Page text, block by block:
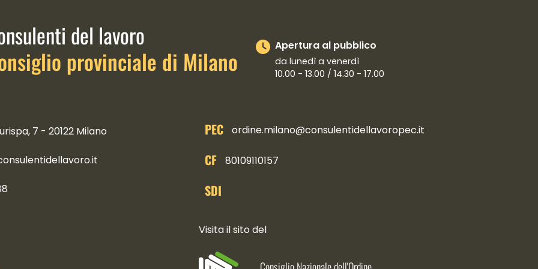
istituzionali
del lavoro
provinciale di Milano
Apertura al pubblico
da lunedì a venerdì
10.00 - 13.00 / 14.30 - 17.00
7 - 20122 Milano PEC ordine.milano@consulentidellavoropec.it
CF 80109110157
SDI
Visita il sito del